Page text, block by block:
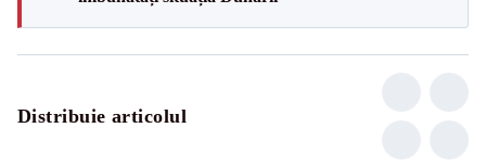
Distribuie articolul